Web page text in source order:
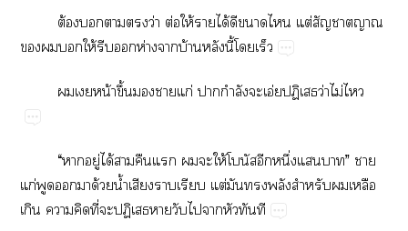
ต้​​​​ว่​ต่​ให้​​ได้​​​​ต่​​
​​​ให้​​​ห่​​บ้​​ี้​​
​​น้​ึ้​​​ก่​​ำ​​อ่​ป​ว่​ไม่​
“​​ู่​ได้​​​​​​ให้​​​ึ่​​”​​
ก่​​​​ด้​น้ำ​​​​ต่​​​​​​​
​​​ี่​​ป​​​​​​​